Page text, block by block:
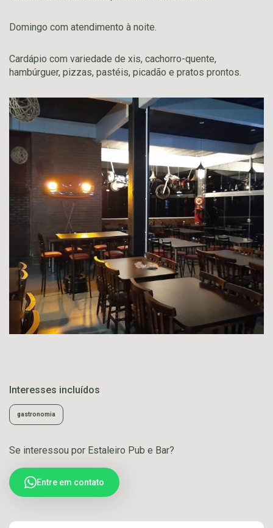
Domingo com atendimento à noite.
Cardápio com variedade de xis, cachorro-quente,
hambúrguer, pizzas, pastéis, picadão e pratos prontos.
Interesses incluídos
gastronomia
Se interessou por Estaleiro Pub e Bar?
Entre em contato